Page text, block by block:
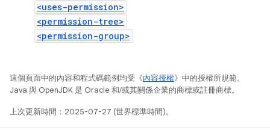
<uses-permission>
<permission-tree>
<permission-group>
這個頁面中的內容和程式碼範例均受《內容授權》中的授權所規範。
Java 與 OpenJDK 是 Oracle 和/或其關係企業的商標或註冊商標。
上次更新時間：2025-07-27 (世界標準時間)。